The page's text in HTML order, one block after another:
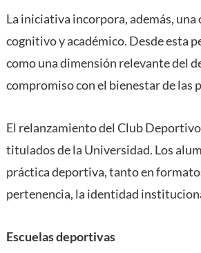
La iniciativa incorpora, además,
cognitivo y académico. Desde esta
como una dimensión relevante del
compromiso con el bienestar de las
El relanzamiento del Club
titulados de la Universidad. Los
práctica deportiva, tanto en
pertenencia, la identidad
Escuelas deportivas